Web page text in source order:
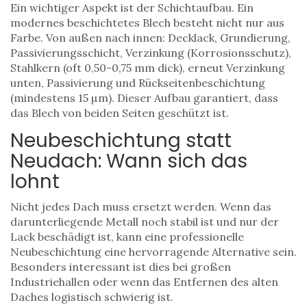
Ein wichtiger Aspekt ist der Schichtaufbau. Ein
modernes beschichtetes Blech besteht nicht nur aus
Farbe. Von außen nach innen: Decklack, Grundierung,
Passivierungsschicht, Verzinkung (Korrosionsschutz),
Stahlkern (oft 0,50-0,75 mm dick), erneut Verzinkung
unten, Passivierung und Rückseitenbeschichtung
(mindestens 15 µm). Dieser Aufbau garantiert, dass
das Blech von beiden Seiten geschützt ist.
Neubeschichtung statt
Neudach: Wann sich das
lohnt
Nicht jedes Dach muss ersetzt werden. Wenn das
darunterliegende Metall noch stabil ist und nur der
Lack beschädigt ist, kann eine professionelle
Neubeschichtung eine hervorragende Alternative sein.
Besonders interessant ist dies bei großen
Industriehallen oder wenn das Entfernen des alten
Daches logistisch schwierig ist.